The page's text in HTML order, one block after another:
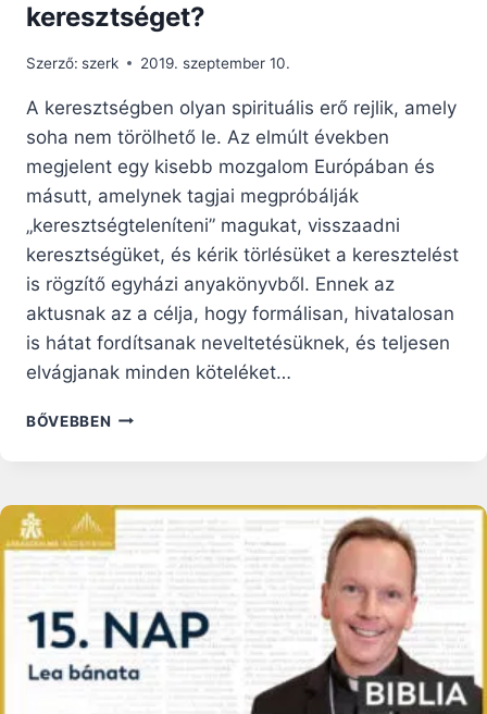
keresztséget?
Szerző: szerk 2019. szeptember 10.
A keresztségben olyan spirituális erő rejlik, amely
soha nem törölhető le. Az elmúlt években
megjelent egy kisebb mozgalom Európában és
másutt, amelynek tagjai megpróbálják
„keresztségteleníteni” magukat, visszaadni
keresztségüket, és kérik törlésüket a keresztelést
is rögzítő egyházi anyakönyvből. Ennek az
aktusnak az a célja, hogy formálisan, hivatalosan
is hátat fordítsanak neveltetésüknek, és teljesen
elvágjanak minden köteléket…
BŐVEBBEN ELDOBHATJA-
A
KERESZTSÉGET?